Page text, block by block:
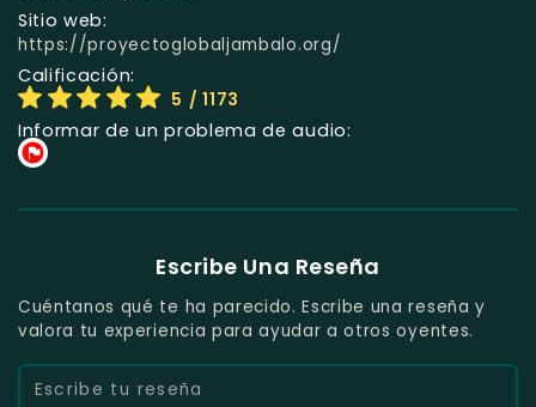
Sitio web:
https://proyectoglobaljambalo.org/
Calificación:
5 / 1173
Informar de un problema de audio:
Escribe Una Reseña
Cuéntanos qué te ha parecido. Escribe una reseña y
valora tu experiencia para ayudar a otros oyentes.